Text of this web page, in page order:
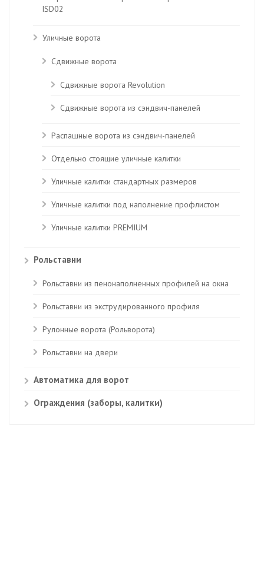
ISD02
Уличные ворота
Сдвижные ворота
Сдвижные ворота Revolution
Сдвижные ворота из сэндвич-панелей
Распашные ворота из сэндвич-панелей
Отдельно стоящие уличные калитки
Уличные калитки стандартных размеров
Уличные калитки под наполнение профлистом
Уличные калитки PREMIUM
Рольставни
Рольставни из пенонаполненных профилей на окна
Рольставни из экструдированного профиля
Рулонные ворота (Рольворота)
Рольставни на двери
Автоматика для ворот
Ограждения (заборы, калитки)